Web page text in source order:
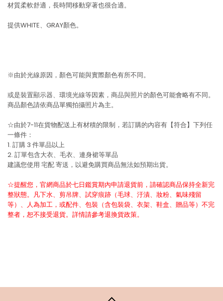
材質柔軟舒適，長時間移動穿著也很合適。
提供WHITE、GRAY顏色。
※由於光線原因，顏色可能與實際顏色有所不同。
或是裝置顯示器、環境光線等因素，商品與照片的顏色可能會略有不同。
商品顏色請依商品單獨拍攝照片為主。
☆由於7-11在貨物配送上有材積的限制，若訂購的內容有【符合】下列任
一條件：
1. 訂購 3 件單品以上
2. 訂單包含大衣、毛衣、連身裙等單品
建議您使用 宅配寄送，以避免購買商品無法如預期出貨。
☆提醒您，官網商品於七日鑑賞期內申請退貨前，請確認商品保持全新完
整狀態。凡下水、剪吊牌、試穿痕跡（毛球、汙漬、妝粉、氣味殘留
等）、人為加工，或配件、包裝（含包裝袋、衣架、鞋盒、贈品等）不完
整者，恕不接受退貨。詳情請參考退換貨政策。